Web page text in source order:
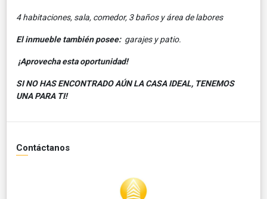
4 habitaciones, sala, comedor, 3 baños y área de labores
El inmueble también posee:garajes y patio.
¡Aprovecha esta oportunidad!
SI NO HAS ENCONTRADO AÚN LA CASA IDEAL, TENEMOS
UNA PARA TI!
Contáctanos